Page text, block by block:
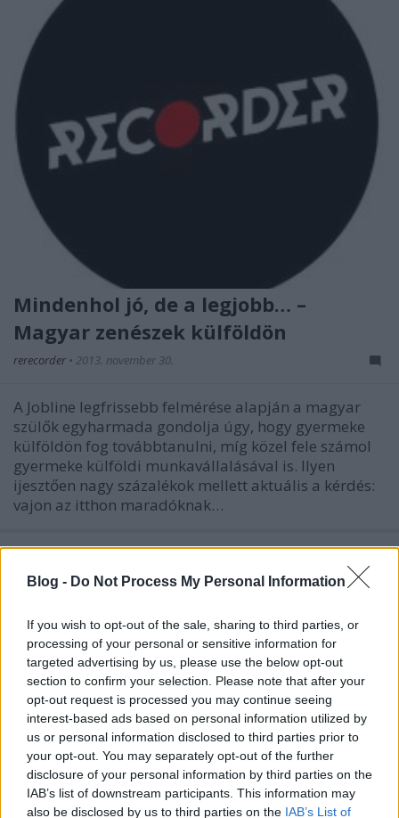
Blog - Do Not Process My Personal Information
If you wish to opt-out of the sale, sharing to third parties, or
processing of your personal or sensitive information for
targeted advertising by us, please use the below opt-out
section to confirm your selection. Please note that after your
opt-out request is processed you may continue seeing
interest-based ads based on personal information utilized by
us or personal information disclosed to third parties prior to
your opt-out. You may separately opt-out of the further
disclosure of your personal information by third parties on the
IAB’s list of downstream participants. This information may
also be disclosed by us to third parties on the IAB’s List of
Mindenhol jó, de a legjobb… –
Magyar zenészek külföldön
rerecorder • 2013. november 30.
A Jobline legfrissebb felmérése alapján a magyar
szülők egyharmada gondolja úgy, hogy gyermeke
külföldön fog továbbtanulni, míg közel fele számol
gyermeke külföldi munkavállalásával is. Ilyen
ijesztően nagy százalékok mellett aktuális a kérdés:
vajon az itthon maradóknak…